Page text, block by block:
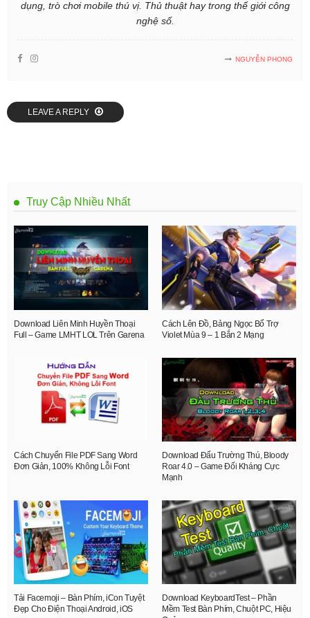
dụng, trò chơi mobile thú vị. Thủ thuật hay trong thế giới công
nghệ số.
NGUYỄN PHONG
LEAVE A REPLY
Truy Cập Nhiều Nhất
Download Liên Minh Huyền Thoại
Full – Game LMHT LOL Trên Garena
Cách Lên Đồ, Bảng Ngọc Bổ Trợ
Violet Mùa 9 – 1 Bắn 2 Mạng
Cách Chuyển File PDF Sang Word
Đơn Giản, 100% Không Lỗi Font
Download Đấu Trường Thú, Bloody
Roar 4.0 – Game Đối Kháng Cực
Mạnh
Tải Facemoji – Bàn Phím, iCon Tuyệt
Đẹp Cho Điện Thoại Android, iOS
Download KeyboardTest – Phần
Mềm Test Bàn Phím, Chuột PC, Hiệu